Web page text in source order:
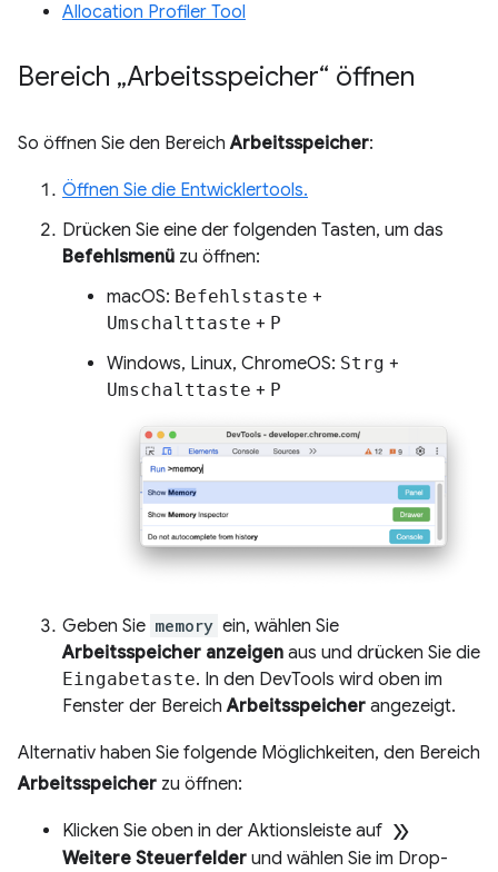
Allocation Profiler Tool
Bereich „Arbeitsspeicher“ öffnen
So öffnen Sie den BereichArbeitsspeicher:
Öffnen Sie die Entwicklertools.
Drücken Sie eine der folgenden Tasten, um das
Befehlsmenü zu öffnen:
macOS: Befehlstaste +
Umschalttaste + P
Windows, Linux, ChromeOS: Strg +
Umschalttaste + P
Geben Sie memory ein, wählen Sie
Arbeitsspeicher anzeigen aus und drücken Sie die
Eingabetaste. In den DevTools wird oben im
Fenster der BereichArbeitsspeicher angezeigt.
Alternativ haben Sie folgende Möglichkeiten, den Bereich
Arbeitsspeicher zu öffnen:
Klicken Sie oben in der Aktionsleiste auf double_arrow
Weitere Steuerfelder und wählen Sie im Drop-